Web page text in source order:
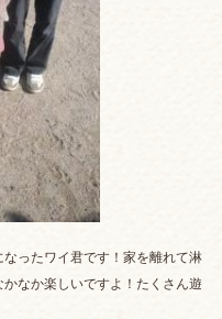
ったワイ君です！家を離れて淋
なか楽しいですよ！たくさん遊